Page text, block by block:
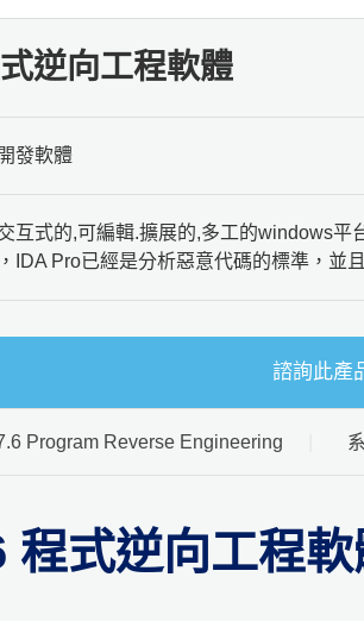
逆向工程軟體
發軟體
互式的,可編輯.擴展的,多工的windows
IDA Pro已經是分析惡意代碼的標準，並
諮詢此產
Program Reverse Engineering
程式逆向工程軟